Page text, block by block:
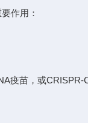
作用：
苗，或CRISPR-